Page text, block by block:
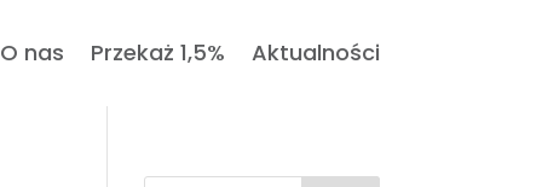
O nas Przekaż 1,5% Aktualności